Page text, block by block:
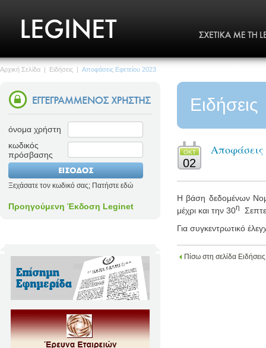
Αρχική Σελίδα | Ειδήσεις | Αποφάσεις Εφετείου 2023
όνομα χρήστη
κωδικός
πρόσβασης
Ξεχάσατε τον κωδικό σας; Πατήστε εδώ
Προηγούμενη Έκδοση Leginet
Ειδήσεις
ΟΚΤ
02
Αποφάσεις
Η βάση δεδομένων
μέχρι και την 30η
Για συγκεντρωτικό
Πίσω στη σελίδα Ειδήσεις